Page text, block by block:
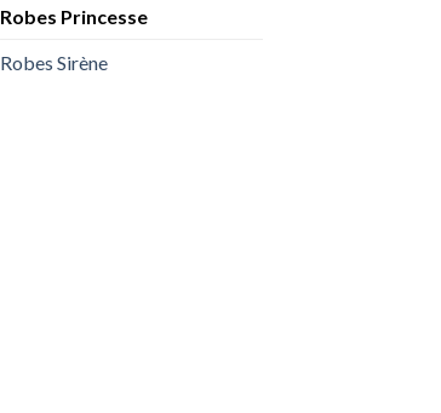
Robes Princesse
Robes Sirène